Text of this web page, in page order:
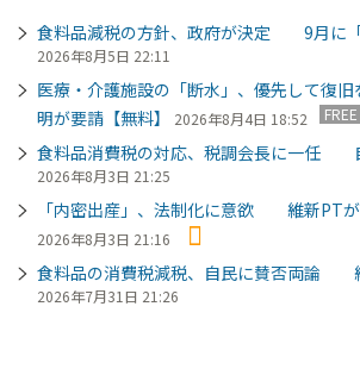
食料品減税の方針、政府が決定 9月に
2026年8月5日 22:11
医療・介護施設の「断水」、優先して
明が要請【無料】
2026年8月4日 18:52 FREE
食料品消費税の対応、税調会長に一任
2026年8月3日 21:25
「内密出産」、法制化に意欲 維新PT
2026年8月3日 21:16
食料品の消費税減税、自民に賛否両論
2026年7月31日 21:26